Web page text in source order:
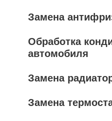
Замена
Обработка
автомобиля
Замена
Замена